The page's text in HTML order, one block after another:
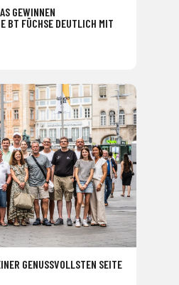
GEWINNEN
BT FÜCHSE DEUTLICH MIT
GENUSSVOLLSTEN SEITE